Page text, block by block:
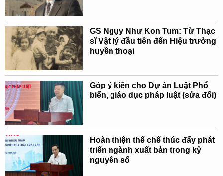
GS Ngụy Như Kon Tum: Từ Thạc
sĩ Vật lý đầu tiên đến Hiệu trưởng
huyền thoại
Góp ý kiến cho Dự án Luật Phổ
biến, giáo dục pháp luật (sửa đổi)
Hoàn thiện thể chế thúc đẩy phát
triển ngành xuất bản trong kỷ
nguyên số